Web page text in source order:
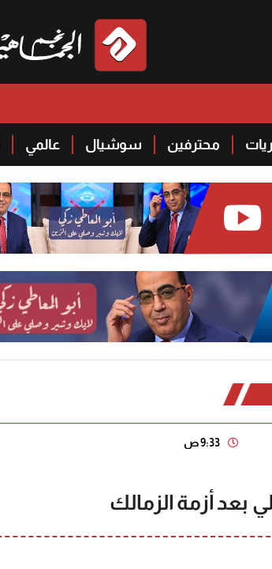
محترفين سوشيال عالمي
9:33 ص
بعد أزمة الزمالك